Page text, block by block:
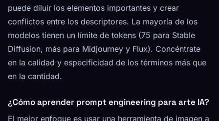
puede diluir los elementos importantes y crear
conflictos entre los descriptores. La mayoría de los
modelos tienen un límite de tokens (75 para Stable
Diffusion, más para Midjourney y Flux). Concéntrate
en la calidad y especificidad de los términos más que
en la cantidad.
¿Cómo aprender prompt engineering para arte IA?
El mejor enfoque es usar una herramienta de imagen a